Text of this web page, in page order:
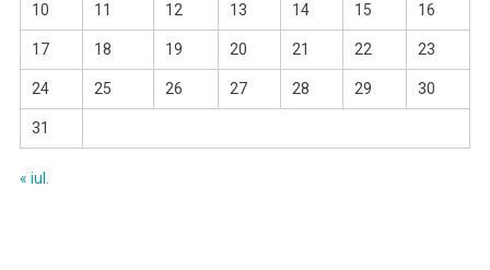
10 11 12 13 14 15 16
17 18 19 20 21 22 23
24 25 26 27 28 29 30
31
« iul.